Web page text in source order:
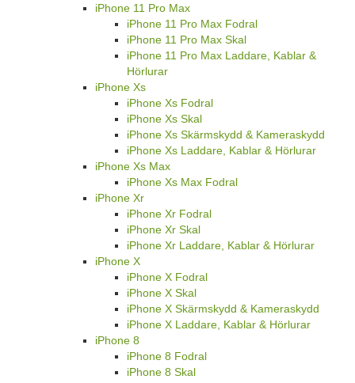
iPhone 11 Pro Max
iPhone 11 Pro Max Fodral
iPhone 11 Pro Max Skal
iPhone 11 Pro Max Laddare, Kablar &
Hörlurar
iPhone Xs
iPhone Xs Fodral
iPhone Xs Skal
iPhone Xs Skärmskydd & Kameraskydd
iPhone Xs Laddare, Kablar & Hörlurar
iPhone Xs Max
iPhone Xs Max Fodral
iPhone Xr
iPhone Xr Fodral
iPhone Xr Skal
iPhone Xr Laddare, Kablar & Hörlurar
iPhone X
iPhone X Fodral
iPhone X Skal
iPhone X Skärmskydd & Kameraskydd
iPhone X Laddare, Kablar & Hörlurar
iPhone 8
iPhone 8 Fodral
iPhone 8 Skal